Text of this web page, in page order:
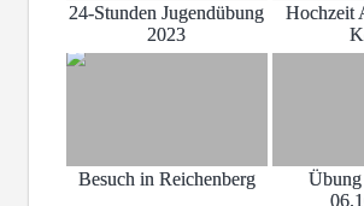
24-Stunden Jugendübung
2023
Hochzeit
Besuch in Reichenberg